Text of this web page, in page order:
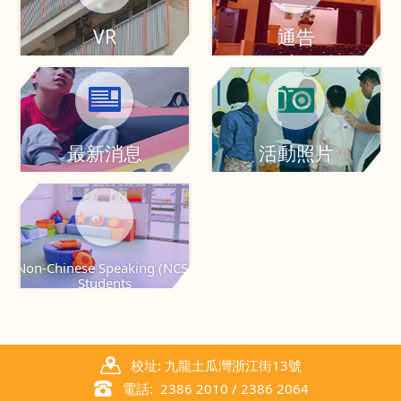
VR 通告
最新消息 活動照片
Non-Chinese Speaking (NCS)
Students
校址: 九龍土瓜灣浙江街13號
電話: 2386 2010 / 2386 2064